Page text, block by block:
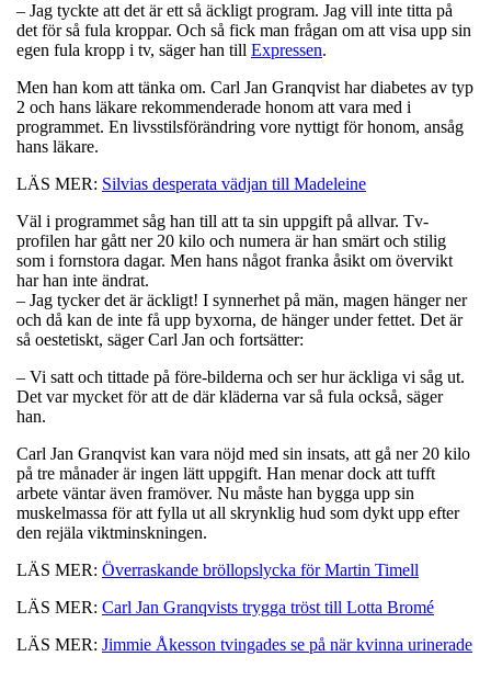
– Jag tyckte att det är ett så äckligt program. Jag vill inte titta på
det för så fula kroppar. Och så fick man frågan om att visa upp sin
egen fula kropp i tv, säger han till Expressen.
Men han kom att tänka om. Carl Jan Granqvist har diabetes av typ
2 och hans läkare rekommenderade honom att vara med i
programmet. En livsstilsförändring vore nyttigt för honom, ansåg
hans läkare.
LÄS MER: Silvias desperata vädjan till Madeleine
Väl i programmet såg han till att ta sin uppgift på allvar. Tv-
profilen har gått ner 20 kilo och numera är han smärt och stilig
som i fornstora dagar. Men hans något franka åsikt om övervikt
har han inte ändrat.
– Jag tycker det är äckligt! I synnerhet på män, magen hänger ner
och då kan de inte få upp byxorna, de hänger under fettet. Det är
så oestetiskt, säger Carl Jan och fortsätter:
– Vi satt och tittade på före-bilderna och ser hur äckliga vi såg ut.
Det var mycket för att de där kläderna var så fula också, säger
han.
Carl Jan Granqvist kan vara nöjd med sin insats, att gå ner 20 kilo
på tre månader är ingen lätt uppgift. Han menar dock att tufft
arbete väntar även framöver. Nu måste han bygga upp sin
muskelmassa för att fylla ut all skrynklig hud som dykt upp efter
den rejäla viktminskningen.
LÄS MER: Överraskande bröllopslycka för Martin Timell
LÄS MER: Carl Jan Granqvists trygga tröst till Lotta Bromé
LÄS MER: Jimmie Åkesson tvingades se på när kvinna urinerade